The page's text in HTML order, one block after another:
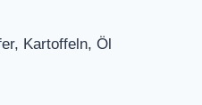
Kartoffeln, Öl